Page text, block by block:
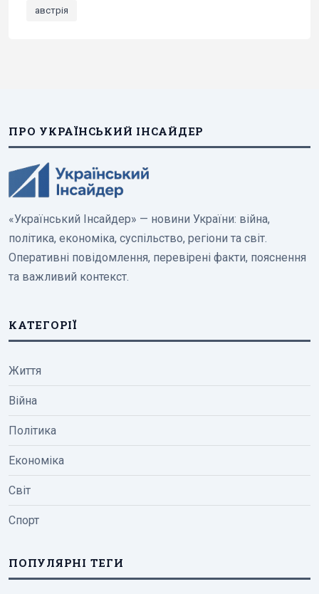
австрія
ПРО УКРАЇНСЬКИЙ ІНСАЙДЕР
«Український Інсайдер» — новини України: війна,
політика, економіка, суспільство, регіони та світ.
Оперативні повідомлення, перевірені факти, пояснення
та важливий контекст.
КАТЕГОРІЇ
Життя
Війна
Політика
Економіка
Світ
Спорт
ПОПУЛЯРНІ ТЕГИ